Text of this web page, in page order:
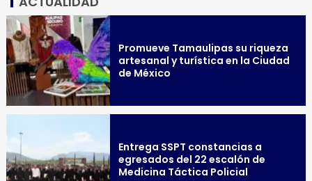
Promueve Tamaulipas su riqueza
artesanal y turística en la Ciudad
de México
Entrega SSPT constancias a
egresados del 22 escalón de
Medicina Táctica Policial